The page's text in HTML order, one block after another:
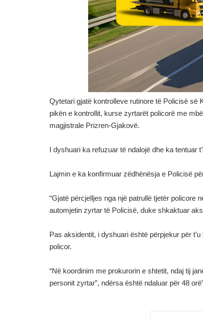
Qytetari gjatë kontrolleve rutinore të Policisë së
pikën e kontrollit, kurse zyrtarët policorë me
magjistrale Prizren-Gjakovë.
I dyshuari ka refuzuar të ndalojë dhe ka tentuar
Lajmin e ka konfirmuar zëdhënësja e Policisë
“Gjatë përcjelljes nga një patrullë tjetër policore
automjetin zyrtar të Policisë, duke shkaktuar
Pas aksidentit, i dyshuari është përpjekur për
policor.
“Në koordinim me prokurorin e shtetit, ndaj tij
personit zyrtar”, ndërsa është ndaluar për 48